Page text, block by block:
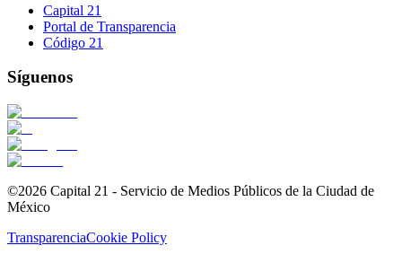
Capital 21
Portal de Transparencia
Código 21
Síguenos
©2026 Capital 21 - Servicio de Medios Públicos de la Ciudad de
México
TransparenciaCookie Policy